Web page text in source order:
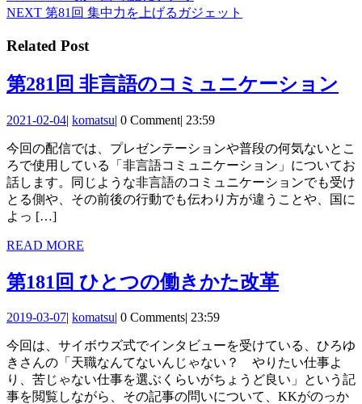
稿
ナ
ビ
ー
シ
ョ
ン
post:
NEXT Next
第81回 集中力を上げるガジェット
Related Post
第281回 非言語のコミュニケーション
非
言
語
ニ
ケ
ー
2021-02-042021-
04
| komatsukomatsu
| 0 Comment| 23:59
今回の配信では、プレゼンテーションや普段の何気ないとこ
ろで使用している「非言語コミュニケーション」についてお
話します。同じような非言語のコミュニケーションでも受け
とる側や、その前後の行動でも伝わり方が違うことや、国に
よっ […]
READ MORE
第181回 ひとつの働きかた改革第
ひ
と
2019-03-072019-
07
| komatsukomatsu
| 0 Comments| 23:59
今回は、サイボウズ式でインタビューを受けている、ひろゆ
きさんの「天職なんてないんじゃない？ やりたい仕事よ
り、苦じゃない仕事を選ぶくらいがちょうど良い」という記
事を閲覧しながら、その記事の問いについて、KKがのっか